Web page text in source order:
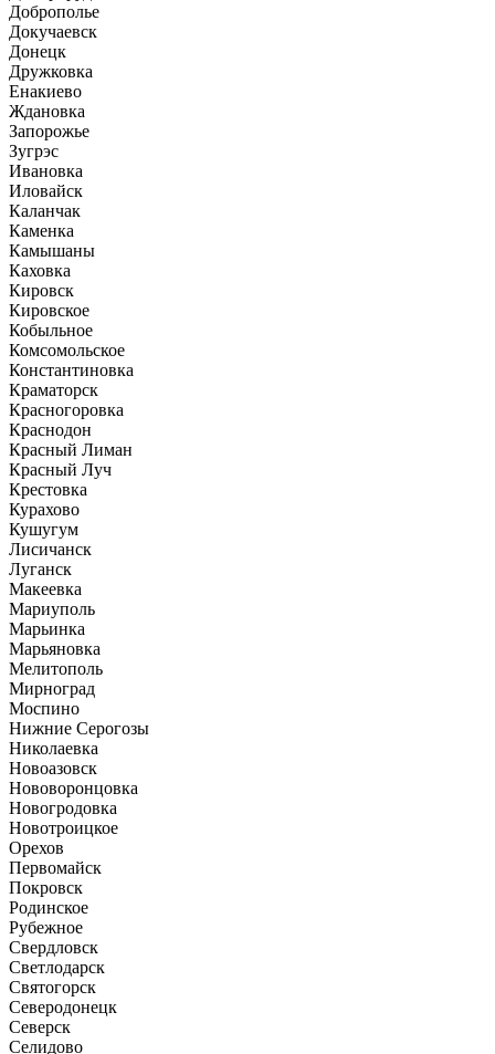
Доброполье
Докучаевск
Донецк
Дружковка
Енакиево
Ждановка
Запорожье
Зугрэс
Ивановка
Иловайск
Каланчак
Каменка
Камышаны
Каховка
Кировск
Кировское
Кобыльное
Комсомольское
Константиновка
Краматорск
Красногоровка
Краснодон
Красный Лиман
Красный Луч
Крестовка
Курахово
Кушугум
Лисичанск
Луганск
Макеевка
Мариуполь
Марьинка
Марьяновка
Мелитополь
Мирноград
Моспино
Нижние Серогозы
Николаевка
Новоазовск
Нововоронцовка
Новогродовка
Новотроицкое
Орехов
Первомайск
Покровск
Родинское
Рубежное
Свердловск
Светлодарск
Святогорск
Северодонецк
Северск
Селидово